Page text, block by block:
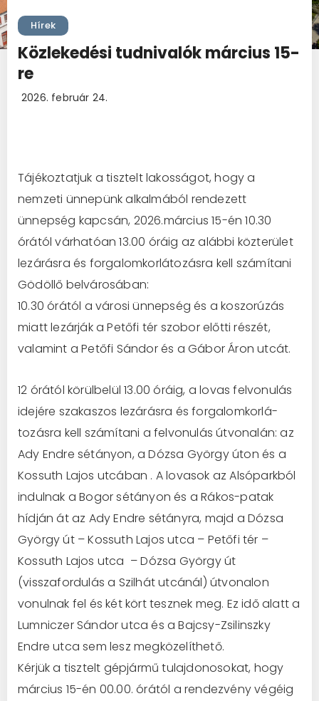
Hírek
Közlekedési tudnivalók március 15-
re
2026. február 24.
Tájékoztatjuk a tisztelt lakosságot, hogy a
nemzeti ünnepünk alkalmából rende­zett
ünnepség kapcsán, 2026.március 15-én 10.30
órától várhatóan 13.00 óráig az alábbi közterület
lezárásra és forgalom­korlátozásra kell számítani
Gödöllő belvárosában:
10.30 órától a vá­rosi ünnepség és a koszorúzás
miatt lezárják a Petőfi tér szobor előtti részét,
valamint a Petőfi Sándor és a Gábor Áron utcát.
12 órától körülbelül 13.00 óráig, a lovas fel­vonulás
idejére szakaszos lezárásra és forgalomkorlá­
tozásra kell számítani a felvonulás útvona­lán: az
Ady Endre sétányon, a Dózsa György úton és a
Kossuth Lajos utcában . A lovasok az Alsóparkból
indulnak a Bogor sétányon és a Rákos-patak
hídján át az Ady Endre sétányra, majd a Dózsa
György út – Kossuth Lajos utca – Petőfi tér –
Kossuth Lajos utca – Dózsa György út
(visszafordulás a Szilhát utcánál) útvonalon
vonulnak fel és két kört tesz­nek meg. Ez idő alatt a
Lumniczer Sándor utca és a Bajcsy-Zsilinszky
Endre utca sem lesz megközelíthető.
Kérjük a tisztelt gépjármű tulajdonosokat, hogy
március 15-én 00.00. órától a rendezvény végéig